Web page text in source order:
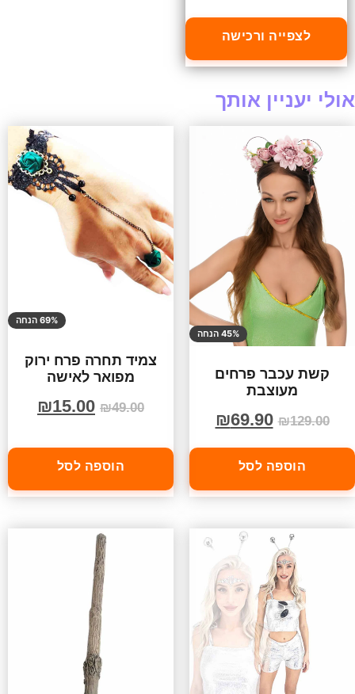
לצפייה ורכישה
אולי יעניין אותך
45% הנחה
קשת עכבר פרחים
מעוצבת
₪129.00
₪69.90
הוספה לסל
69% הנחה
צמיד תחרה פרח ירוק
מפואר לאישה
₪49.00
₪15.00
הוספה לסל